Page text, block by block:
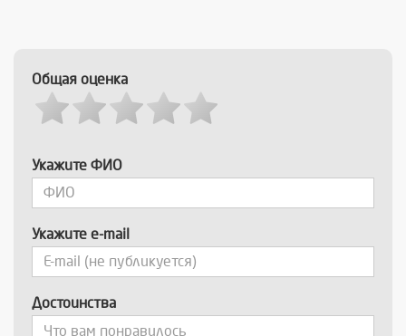
Общая оценка
Укажите ФИО
Укажите e-mail
Достоинства